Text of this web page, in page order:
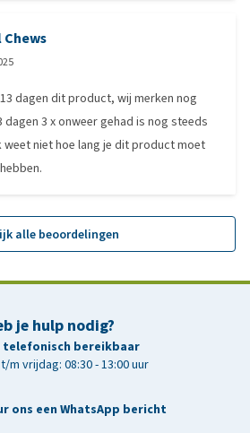
dagen dit product, wij merken nog
dagen 3 x onweer gehad is nog steeds
weet niet hoe lang je dit product moet
alle beoordelingen
je hulp nodig?
telefonisch bereikbaar
m vrijdag: 08:30 - 13:00 uur
ons een WhatsApp bericht